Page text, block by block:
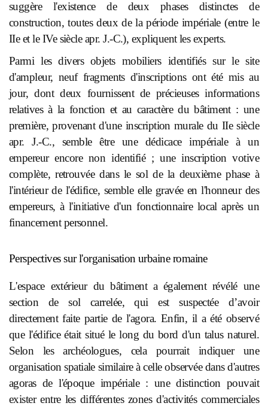
suggère l'existence de deux phases distinctes de
construction, toutes deux de la période impériale (entre le
IIe et le IVe siècle apr. J.-C.), expliquent les experts.
Parmi les divers objets mobiliers identifiés sur le site
d'ampleur, neuf fragments d'inscriptions ont été mis au
jour, dont deux fournissent de précieuses informations
relatives à la fonction et au caractère du bâtiment : une
première, provenant d'une inscription murale du IIe siècle
apr. J.-C., semble être une dédicace impériale à un
empereur encore non identifié ; une inscription votive
complète, retrouvée dans le sol de la deuxième phase à
l'intérieur de l'édifice, semble elle gravée en l'honneur des
empereurs, à l'initiative d'un fonctionnaire local après un
financement personnel.
Perspectives sur l'organisation urbaine romaine
L'espace extérieur du bâtiment a également révélé une
section de sol carrelée, qui est suspectée d’avoir
directement faite partie de l'agora. Enfin, il a été observé
que l'édifice était situé le long du bord d'un talus naturel.
Selon les archéologues, cela pourrait indiquer une
organisation spatiale similaire à celle observée dans d'autres
agoras de l'époque impériale : une distinction pouvait
exister entre les différentes zones d'activités commerciales